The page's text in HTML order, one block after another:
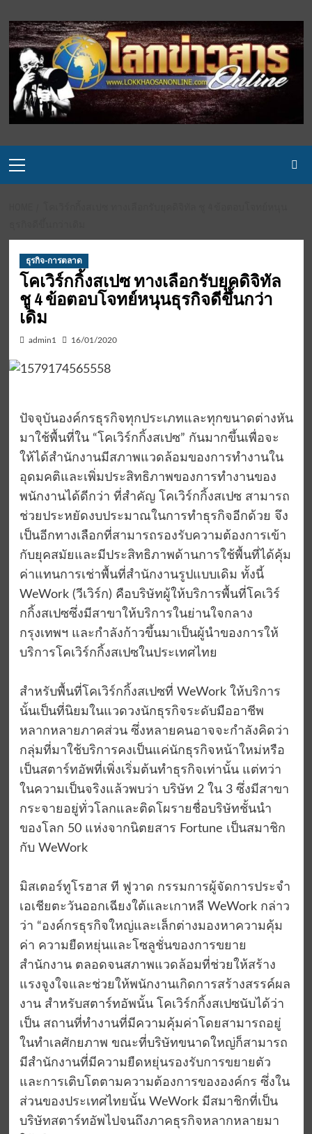
to
content
Menu
ธุรกิจ-การตลาด
โคเวิร์กกิ้งสเปซ ทางเลือกรับยุคดิจิทัล
ชู 4 ข้อตอบโจทย์หนุนธุรกิจดีขึ้นกว่า
เดิม
admin1 16/01/2020
ปัจจุบันองค์กรธุรกิจทุกประเภทและทุกขนาดต่างหัน
มาใช้พื้นที่ใน “โคเวิร์กกิ้งสเปซ” กันมากขึ้นเพื่อจะ
ให้ได้สำนักงานมีสภาพแวดล้อมของการทำงานใน
อุดมคติและเพิ่มประสิทธิภาพของการทำงานของ
พนักงานได้ดีกว่า ที่สำคัญ โคเวิร์กกิ้งสเปซ สามารถ
ช่วยประหยัดงบประมาณในการทำธุรกิจอีกด้วย จึง
เป็นอีกทางเลือกที่สามารถรองรับความต้องการเข้า
กับยุคสมัยและมีประสิทธิภาพด้านการใช้พื้นที่ได้คุ้ม
ค่าแทนการเช่าพื้นที่สำนักงานรูปแบบเดิม ทั้งนี้
WeWork (วีเวิร์ก) คือบริษัทผู้ให้บริการพื้นที่โคเวิร์
กกิ้งสเปซซึ่งมีสาขาให้บริการในย่านใจกลาง
กรุงเทพฯ และกำลังก้าวขึ้นมาเป็นผู้นำของการให้
บริการโคเวิร์กกิ้งสเปซในประเทศไทย
สำหรับพื้นที่โคเวิร์กกิ้งสเปซที่ WeWork ให้บริการ
นั้นเป็นที่นิยมในแวดวงนักธุรกิจระดับมืออาชีพ
หลากหลายภาคส่วน ซึ่งหลายคนอาจจะกำลังคิดว่า
กลุ่มที่มาใช้บริการคงเป็นแค่นักธุรกิจหน้าใหม่หรือ
เป็นสตาร์ทอัพที่เพิ่งเริ่มต้นทำธุรกิจเท่านั้น แต่ทว่า
ในความเป็นจริงแล้วพบว่า บริษัท 2 ใน 3 ซึ่งมีสาขา
กระจายอยู่ทั่วโลกและติดโผรายชื่อบริษัทชั้นนำ
ของโลก 50 แห่งจากนิตยสาร Fortune เป็นสมาชิก
กับ WeWork
มิสเตอร์ทูโรฮาส ที ฟูวาด กรรมการผู้จัดการประจำ
เอเชียตะวันออกเฉียงใต้และเกาหลี WeWork กล่าว
ว่า “องค์กรธุรกิจใหญ่และเล็กต่างมองหาความคุ้ม
ค่า ความยืดหยุ่นและโซลูชั่นของการขยาย
สำนักงาน ตลอดจนสภาพแวดล้อมที่ช่วยให้สร้าง
แรงจูงใจและช่วยให้พนักงานเกิดการสร้างสรรค์ผล
งาน สำหรับสตาร์ทอัพนั้น โคเวิร์กกิ้งสเปซนับได้ว่า
เป็น สถานที่ทำงานที่มีความคุ้มค่าโดยสามารถอยู่
ในทำเลศักยภาพ ขณะที่บริษัทขนาดใหญ่ก็สามารถ
มีสำนักงานที่มีความยืดหยุ่นรองรับการขยายตัว
และการเติบโตตามความต้องการขององค์กร ซึ่งใน
ส่วนของประเทศไทยนั้น WeWork มีสมาชิกที่เป็น
บริษัทสตาร์ทอัพไปจนถึงภาคธุรกิจหลากหลายมา